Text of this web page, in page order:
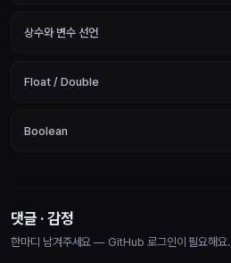
상수와 변수 선언
Float / Double
Boolean
댓글 · 감정
한마디 남겨주세요 — GitHub 로그인이 필요해요.